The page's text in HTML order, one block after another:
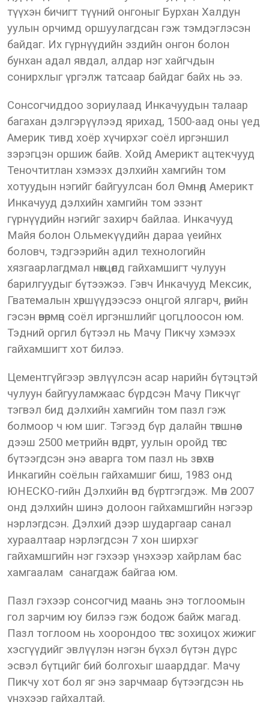
түүхэн бичигт түүний онгоныг Бурхан Халдун
уулын орчимд оршуулагдсан гэж тэмдэглэсэн
байдаг. Их гүрнүүдийн эздийн онгон болон
бунхан адал явдал, алдар нэг хайгчдын
сонирхлыг үргэлж татсаар байдаг байх нь ээ.
Сонсогчиддоо зориулаад Инкачуудын талаар
багахан дэлгэрүүлээд ярихад, 1500-аад оны үед
Америк тивд хоёр хүчирхэг соёл иргэншил
зэрэгцэн оршиж байв. Хойд Америкт ацтекчууд
Теночтитлан хэмээх дэлхийн хамгийн том
хотуудын нэгийг байгуулсан бол Өмнөд Америкт
Инкачууд дэлхийн хамгийн том эзэнт
гүрнүүдийн нэгийг захирч байлаа. Инкачууд
Майя болон Ольмекүүдийн дараа үеийнх
боловч, тэдгээрийн адил технологийн
хязгаарлагдмал нөхцөлд гайхамшигт чулуун
барилгуудыг бүтээжээ. Гэвч Инкачууд Мексик,
Гватемалын хөршүүдээсээ онцгой ялгарч, өөрийн
гэсэн өвөрмөц соёл иргэншлийг цогцлоосон юм.
Тэдний оргил бүтээл нь Мачу Пикчу хэмээх
гайхамшигт хот билээ.
Цементгүйгээр эвлүүлсэн асар нарийн бүтэцтэй
чулуун байгууламжаас бүрдсэн Мачу Пикчүг
тэгвэл бид дэлхийн хамгийн том пазл гэж
болмоор ч юм шиг. Тэгээд бүр далайн төвшнөөс
дээш 2500 метрийн өндөрт, уулын оройд төгс
бүтээгдсэн энэ аварга том пазл нь зөвхөн
Инкагийн соёлын гайхамшиг биш, 1983 онд
ЮНЕСКО-гийн Дэлхийн өвд бүртгэгдэж. Мөн 2007
онд дэлхийн шинэ долоон гайхамшгийн нэгээр
нэрлэгдсэн. Дэлхий дээр шударгаар санал
хураалтаар нэрлэгдсэн 7 хон ширхэг
гайхамшгийн нэг гэхээр үнэхээр хайрлам бас
хамгаалам санагдаж байгаа юм.
Пазл гэхээр сонсогчид маань энэ тоглоомын
гол зарчим юу билээ гэж бодож байж магад.
Пазл тоглоом нь хоорондоо төгс зохицох жижиг
хэсгүүдийг эвлүүлэн нэгэн бүхэл бүтэн дүрс
эсвэл бүтцийг бий болгохыг шаарддаг. Мачу
Пикчу хот бол яг энэ зарчмаар бүтээгдсэн нь
үнэхээр гайхалтай.